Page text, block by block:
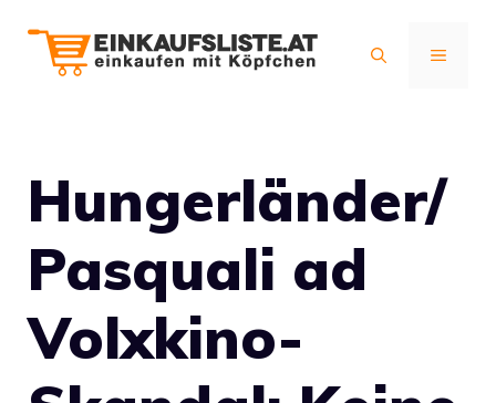
Inhalt
MENÜ
Hungerländer/
Pasquali ad
Volxkino-